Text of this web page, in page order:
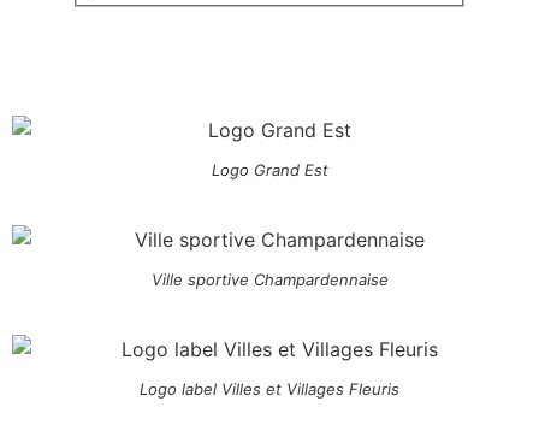
Logo Grand Est
Ville sportive Champardennaise
Logo label Villes et Villages Fleuris